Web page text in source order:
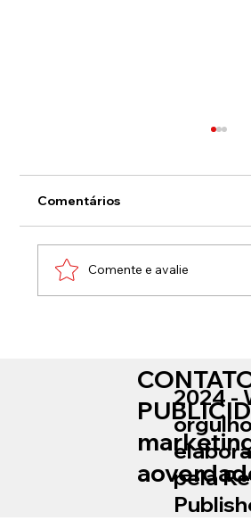
Comentários
Comente e avalie
2024 -
pela